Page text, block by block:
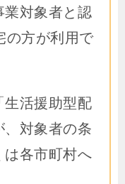
業対象者と認
の方が利用で
生活援助型配
対象者の条
は各市町村へ